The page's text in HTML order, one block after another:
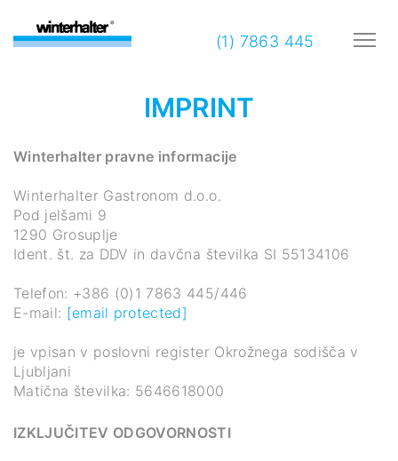
(1) 7863 445
IMPRINT
Winterhalter pravne informacije
Winterhalter Gastronom d.o.o.
Pod jelšami 9
1290 Grosuplje
Ident. št. za DDV in davčna številka SI 55134106
Telefon: +386 (0)1 7863 445/446
E-mail: [email protected]
je vpisan v poslovni register Okrožnega sodišča v
Ljubljani
Matična številka: 5646618000
IZKLJUČITEV ODGOVORNOSTI